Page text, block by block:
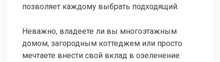
позволяет каждому выбрать подходящий.
Неважно, владеете ли вы многоэтажным
домом, загородным коттеджем или просто
мечтаете внести свой вклад в озеленение